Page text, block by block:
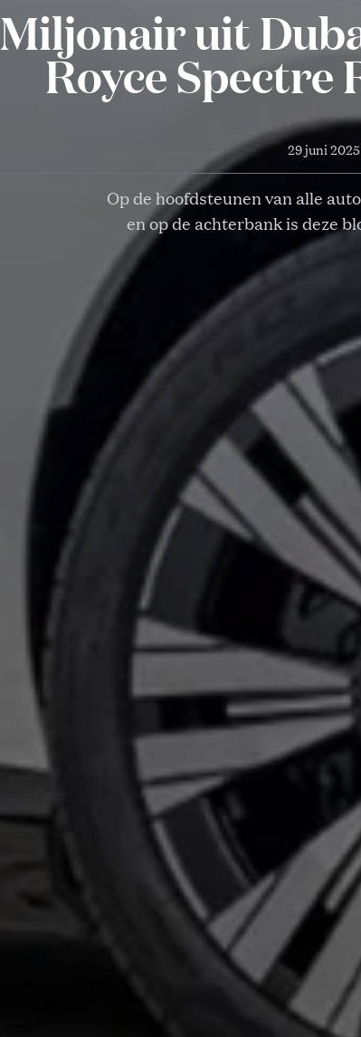
Miljonair uit
Royce Spectre
29 juni 2025
Op de hoofdsteunen van alle
en op de achterbank is deze